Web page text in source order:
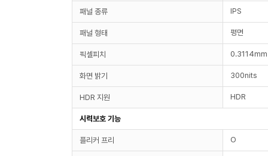
패널 종류 IPS
패널 형태 평면
픽셀피치 0.3114mm
화면 밝기 300nits
HDR 지원 HDR
시력보호 기능
플리커 프리 O